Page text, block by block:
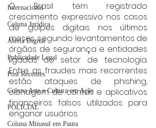
Internacional
Coluna Jurídica
Alerta Digital
Publicidade Legal
Post Recentes
Coluna Arte e Cultura em Ação
POLICIAL
Coluna Minasul em Pauta
O Brasil tem registrado
crescimento expressivo nos casos
de golpes digitais nos últimos
meses, segundo levantamentos de
órgãos de segurança e entidades
ligadas ao setor de tecnologia.
Entre as fraudes mais recorrentes
estão ataques de phishing,
clonagem de contas e aplicativos
financeiros falsos utilizados para
enganar usuários.